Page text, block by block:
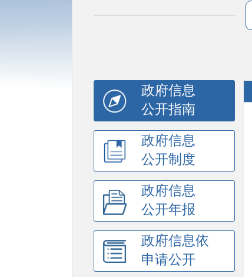
政府信息
公开指南
政府信息
公开制度
政府信息
公开年报
政府信息依
申请公开